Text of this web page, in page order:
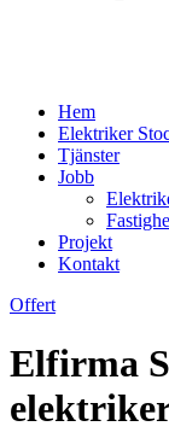
Hem
Elektriker
Tjänster
Jobb
Projekt
Kontakt
Offert
Elfirma